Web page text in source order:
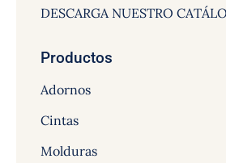
DESCARGA NUESTRO
Productos
Adornos
Cintas
Molduras